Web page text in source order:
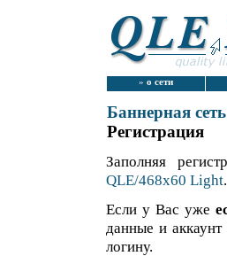
» о сети
Баннерная
Регистрация
Заполняя
QLE/468x60 Light.
Если у Вас уже
данные и
логину.